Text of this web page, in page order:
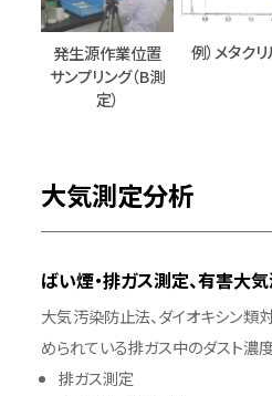
発生源作業位置
サンプリング（B測
定）
例）メタク
大気測定分析
ばい煙・排ガス測定、有害大
大気汚染防止法、ダイオキシン類
められている排ガス中のダスト濃
排ガス測定